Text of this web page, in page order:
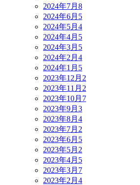
2024年7月 8
2024年6月 5
2024年5月 4
2024年4月 5
2024年3月 5
2024年2月 4
2024年1月 5
2023年12月 2
2023年11月 2
2023年10月 7
2023年9月 3
2023年8月 4
2023年7月 2
2023年6月 5
2023年5月 2
2023年4月 5
2023年3月 7
2023年2月 4